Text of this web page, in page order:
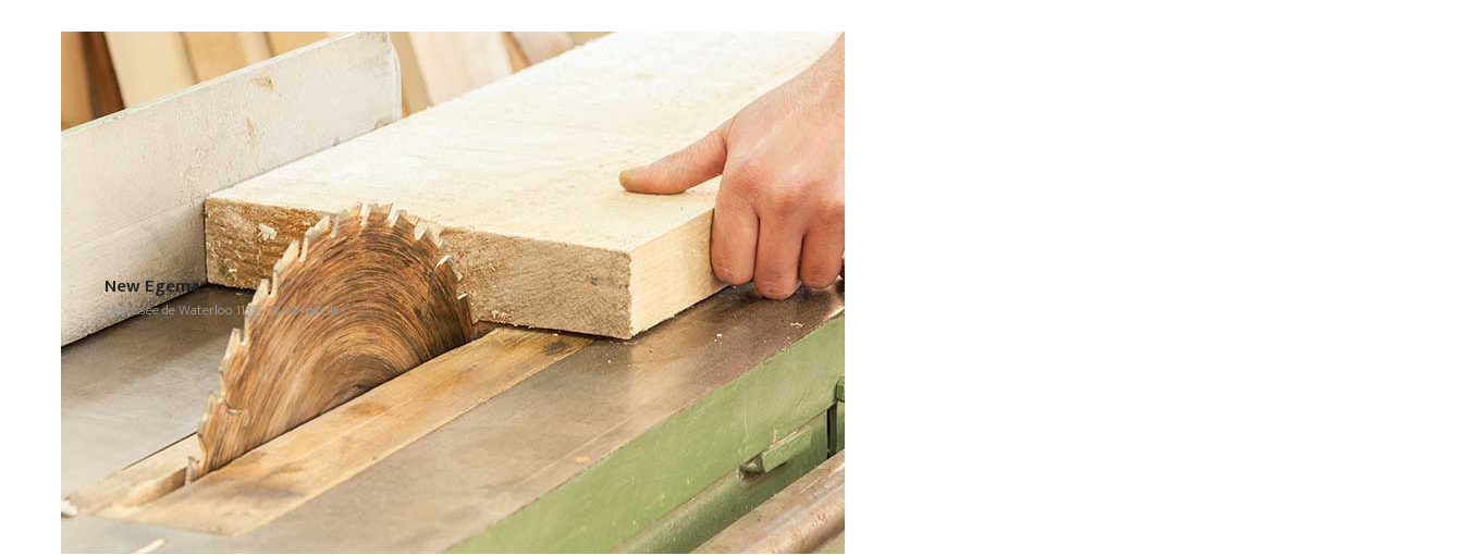
New Egema
Chaussée de Waterloo 1135, 1180 Bruxelles